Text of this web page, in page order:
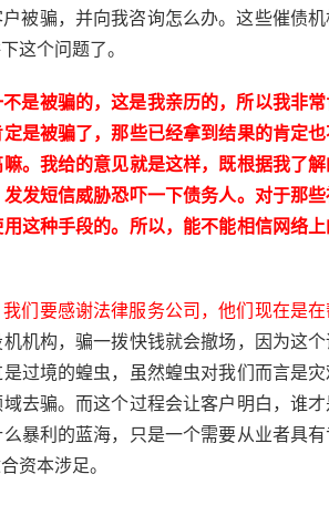
被骗，并向我咨询怎么办。这些催债
这个问题了。
是被骗的，这是我亲历的，所以我非
是被骗了，那些已经拿到结果的肯定
。我给的意见就是这样，既根据我了
发短信威胁恐吓一下债务人。对于那
这种手段的。所以，能不能相信网络
我们要感谢法律服务公司，他们现在是在
机构，骗一拨快钱就会撤场，因为这
过境的蝗虫，虽然蝗虫对我们而言是
去骗。而这个过程会让客户明白，谁
暴利的蓝海，只是一个需要从业者具
资本涉足。